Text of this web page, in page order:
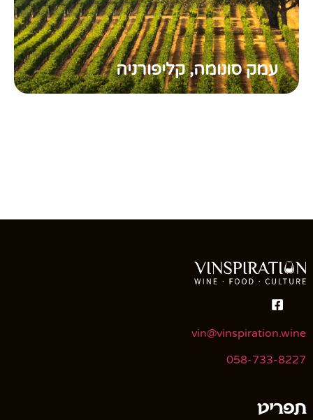
עמק סונומה, קליפורניה
vin@vinspiration.wine
058-733-8227
תפריט